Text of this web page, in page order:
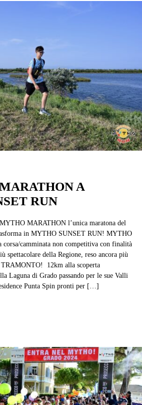
A
RUN
MARATHON l’unica maratona del
in MYTHO SUNSET RUN! MYTHO
camminata non competitiva con finalità
spettacolare della Regione, reso ancora più
12km alla scoperta
Laguna di Grado passando per le sue Valli
Punta Spin pronti per […]